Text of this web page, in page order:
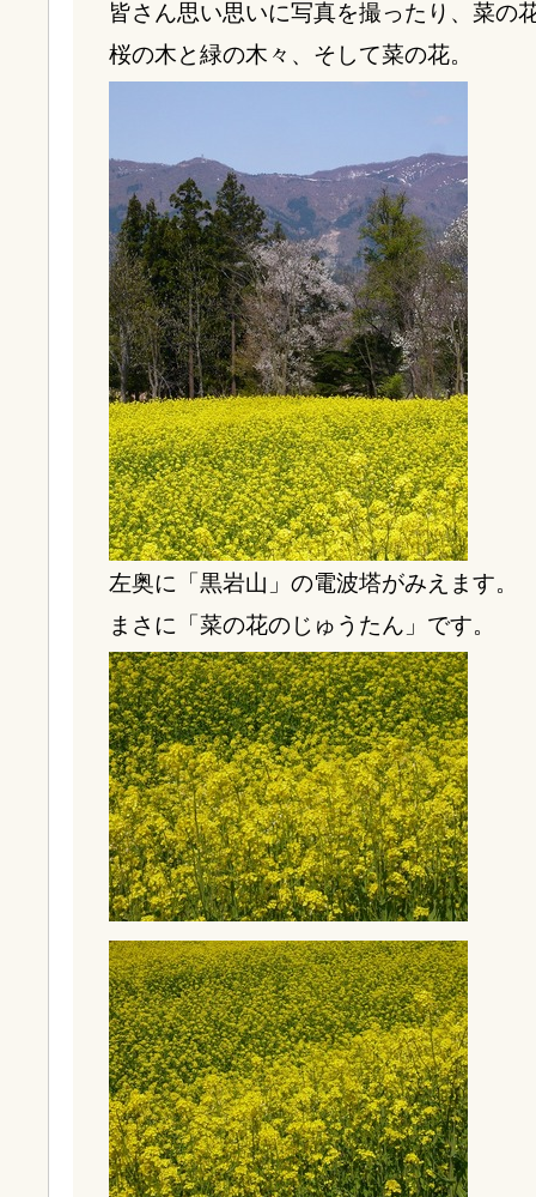
皆さん思い思いに写真を撮ったり、菜の
桜の木と緑の木々、そして菜の花。
左奥に「黒岩山」の電波塔がみえます。
まさに「菜の花のじゅうたん」です。